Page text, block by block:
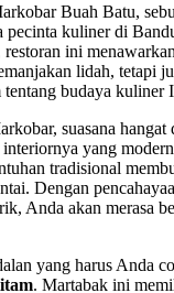
Buah Batu,
pecinta kuliner di
ini
lidah, tetapi
budaya kuliner
suasana hangat
yang
tradisional
Dengan
Anda akan merasa
yang harus Anda
. Martabak ini